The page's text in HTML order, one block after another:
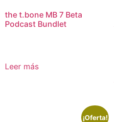
the t.bone MB 7 Beta
Podcast Bundlet
Leer más
¡Oferta!